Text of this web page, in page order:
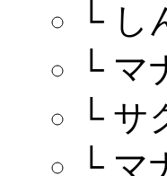
└ し
└ マ
└ サ
└ マ